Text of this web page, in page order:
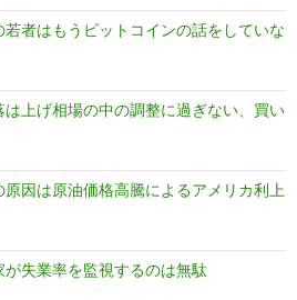
者はもうビットコインの話をしていな
上げ相場の中の調整に過ぎない、買い
因は原油価格高騰によるアメリカ利上
が失業率を監視するのは無駄